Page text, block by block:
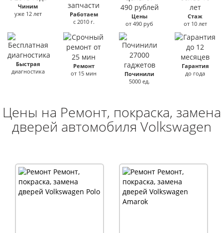
Чиним
уже 12 лет
Работаем
с 2010 г.
Цены
от 490 руб
Стаж
от 10 лет
Быстрая
диагностика
Ремонт
от 15 мин
Починили
5000 ед.
Гарантия
до года
Цены на Ремонт, покраска, замена
дверей автомобиля Volkswagen